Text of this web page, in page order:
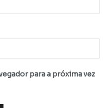
para a próxima vez